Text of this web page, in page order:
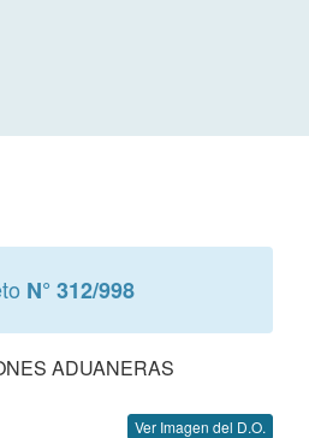
N° 312/998
ADUANERAS
Ver Imagen del D.O.